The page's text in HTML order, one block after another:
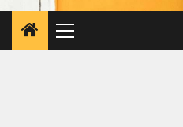
Menu
główne